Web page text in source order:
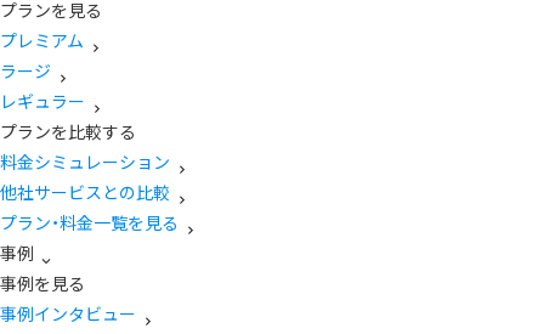
プランを見る
プレミアム
ラージ
レギュラー
プランを比較する
料金シミュレーション
他社サービスとの比較
プラン・料金一覧を見る
事例
事例を見る
事例インタビュー